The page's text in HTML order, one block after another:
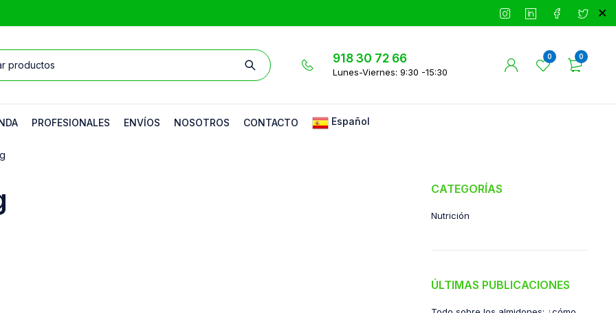
918 30 72 66
Lunes-Viernes: 9:30 -15:30
0 0
PROFESIONALES ENVÍOS NOSOTROS CONTACTO Español
CATEGORÍAS
Nutrición
ÚLTIMAS PUBLICACIONES